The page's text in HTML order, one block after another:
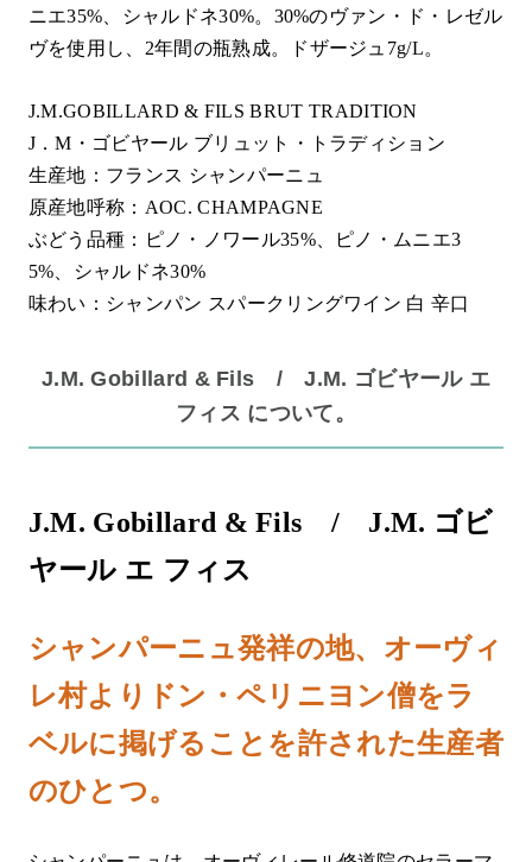
ニエ35%、シャルドネ30%。30%のヴァン・ド・レゼル
ヴを使用し、2年間の瓶熟成。ドザージュ7g/L。
J.M.GOBILLARD & FILS BRUT TRADITION
J．M・ゴビヤール ブリュット・トラディション
生産地：フランス シャンパーニュ
原産地呼称：AOC. CHAMPAGNE
ぶどう品種：ピノ・ノワール35%、ピノ・ムニエ3
5%、シャルドネ30%
味わい：シャンパン スパークリングワイン 白 辛口
J.M. Gobillard & Fils / J.M. ゴビヤール エ
フィス について。
J.M. Gobillard & Fils / J.M. ゴビ
ヤール エ フィス
シャンパーニュ発祥の地、オーヴィ
レ村よりドン・ペリニヨン僧をラ
ベルに掲げることを許された生産者
のひとつ。